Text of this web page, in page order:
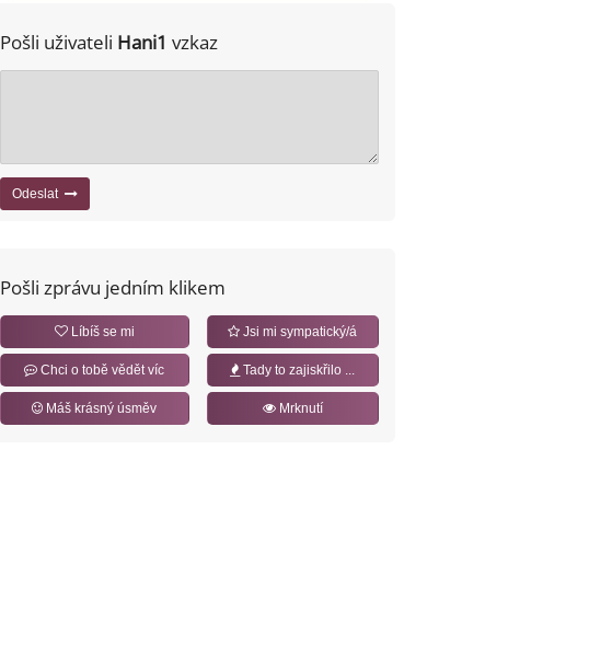
Pošli uživateli Hani1 vzkaz
Odeslat
Pošli zprávu jedním klikem
Líbíš se mi Jsi mi sympatický/á
Chci o tobě vědět víc Tady to zajiskřilo ...
Máš krásný úsměv Mrknutí